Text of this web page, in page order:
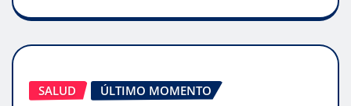
SALUD ÚLTIMO MOMENTO